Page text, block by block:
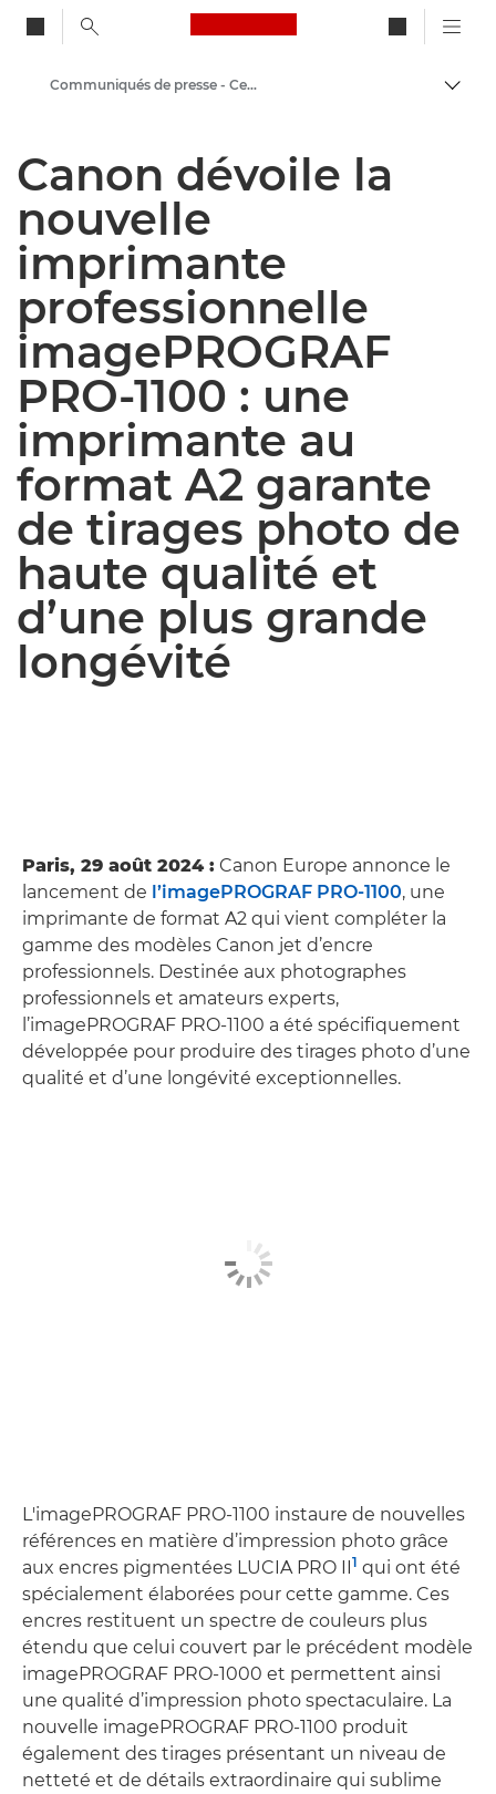
Canon Logo, back to
Presse
Communiqués de presse - Centre de presse Canon
Canon dévoile la
nouvelle
imprimante
professionnelle
imagePROGRAF
PRO-1100 : une
imprimante au
format A2 garante
de tirages photo de
haute qualité et
d’une plus grande
longévité
Paris, 29 août 2024 : Canon Europe annonce le
lancement de l’imagePROGRAF PRO-1100, une
imprimante de format A2 qui vient compléter la
gamme des modèles Canon jet d’encre
professionnels. Destinée aux photographes
professionnels et amateurs experts,
l’imagePROGRAF PRO-1100 a été spécifiquement
développée pour produire des tirages photo d’une
qualité et d’une longévité exceptionnelles.
L'imagePROGRAF PRO-1100 instaure de nouvelles
références en matière d’impression photo grâce
aux encres pigmentées LUCIA PRO II1 qui ont été
spécialement élaborées pour cette gamme. Ces
encres restituent un spectre de couleurs plus
étendu que celui couvert par le précédent modèle
imagePROGRAF PRO-1000 et permettent ainsi
une qualité d’impression photo spectaculaire. La
nouvelle imagePROGRAF PRO-1100 produit
également des tirages présentant un niveau de
netteté et de détails extraordinaire qui sublime